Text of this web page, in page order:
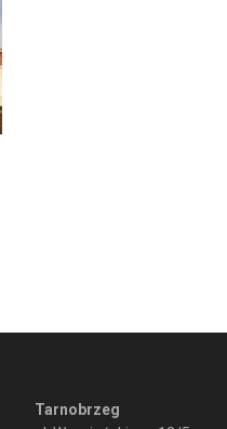
Tarnobrzeg